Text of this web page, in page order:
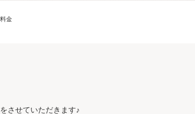
金
させていただきます♪